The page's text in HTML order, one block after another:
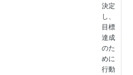
決定
し、
目標
達成
のた
めに
行動